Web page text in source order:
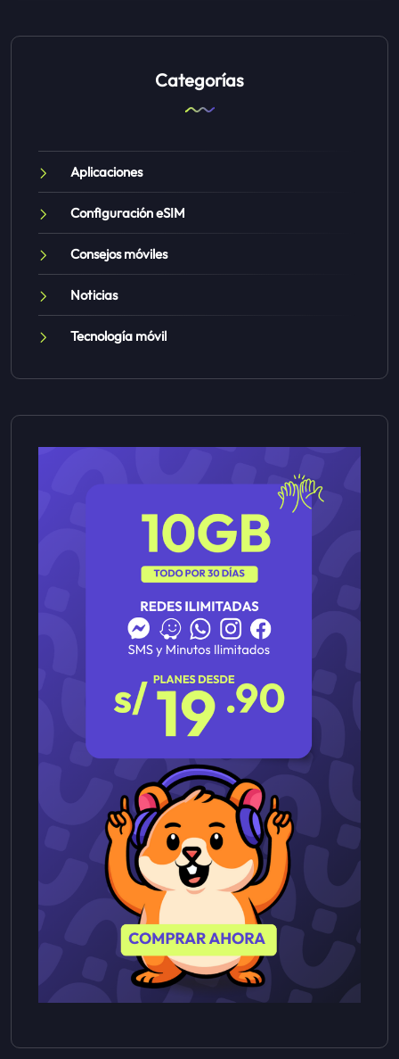
Categorías
Aplicaciones
Configuración eSIM
Consejos móviles
Noticias
Tecnología móvil